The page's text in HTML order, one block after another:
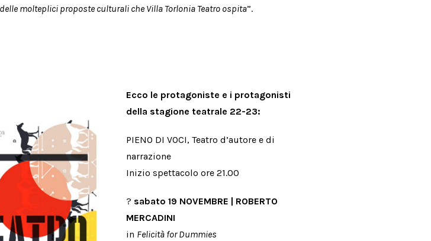
molteplici proposte culturali che Villa Torlonia Teatro ospita”.
Ecco le protagoniste e i protagonisti
della stagione teatrale 22-23:
PIENO DI VOCI, Teatro d’autore e di
narrazione
Inizio spettacolo ore 21.00
? sabato 19 NOVEMBRE | ROBERTO
MERCADINI
in Felicità for Dummies